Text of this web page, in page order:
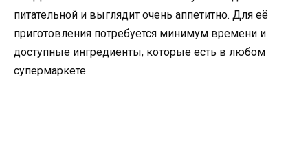
питательной и выглядит очень аппетитно. Для её
приготовления потребуется минимум времени и
доступные ингредиенты, которые есть в любом
супермаркете.